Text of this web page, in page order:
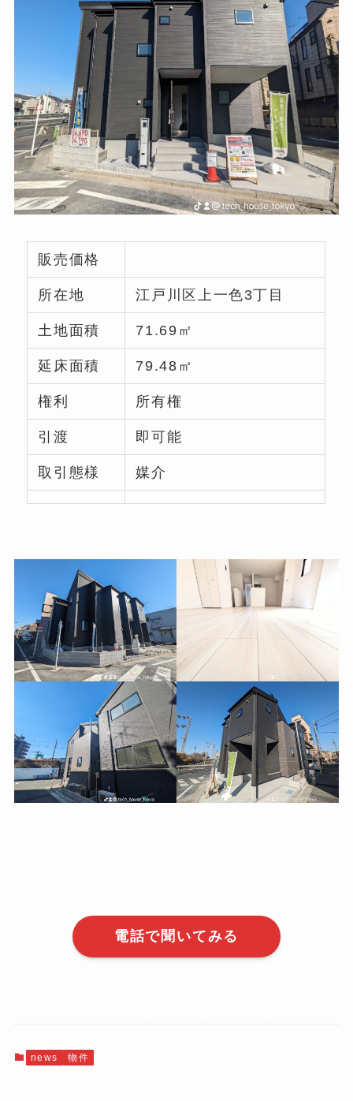
販売価格
所在地 江戸川区上一色3丁目
土地面積 71.69㎡
延床面積 79.48㎡
権利 所有権
引渡 即可能
取引態様 媒介
電話で聞いてみる
news 物件